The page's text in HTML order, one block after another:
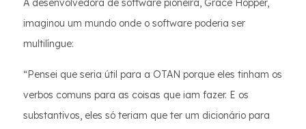
A desenvolvedora de software pioneira, Grace Hopper,
imaginou um mundo onde o software poderia ser
multilíngue:
“Pensei que seria útil para a OTAN porque eles tinham os
verbos comuns para as coisas que iam fazer. E os
substantivos, eles só teriam que ter um dicionário para